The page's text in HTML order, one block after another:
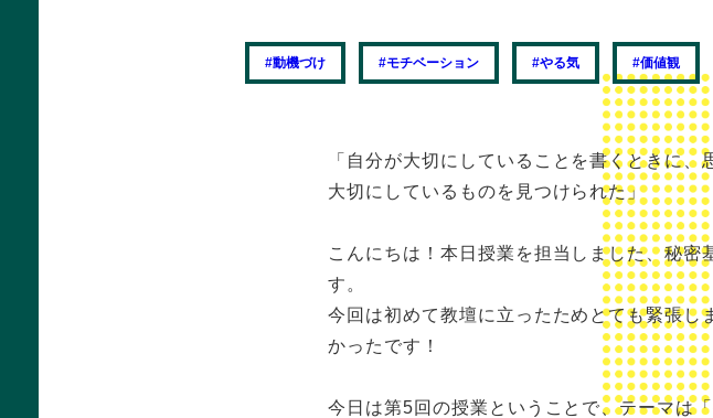
#動機づけ #モチベーション #やる気 #価値観
「自分が大切にしていることを書くときに
大切にしているものを見つけられた」
こんにちは！本日授業を担当しました、秘
す。
今回は初めて教壇に立ったためとても緊張
かったです！
今日は第5回の授業ということで、テーマは